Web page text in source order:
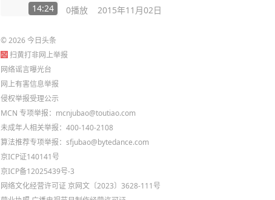
14:24 0播放 2015年11月02日
©2026今日头条
扫黄打非网上举报
网络谣言曝光台
网上有害信息举报
侵权举报受理公示
MCN 专项举报：mcnjubao@toutiao.com
未成年人相关举报：400-140-2108
算法推荐专项举报：sfjubao@bytedance.com
京ICP证140141号
京ICP备12025439号-3
网络文化经营许可证 京网文〔2023〕3628-111号